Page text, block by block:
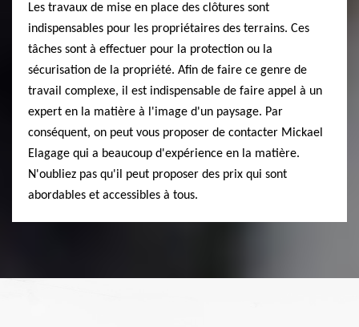
Les travaux de mise en place des clôtures sont
indispensables pour les propriétaires des terrains. Ces
tâches sont à effectuer pour la protection ou la
sécurisation de la propriété. Afin de faire ce genre de
travail complexe, il est indispensable de faire appel à un
expert en la matière à l'image d'un paysage. Par
conséquent, on peut vous proposer de contacter Mickael
Elagage qui a beaucoup d'expérience en la matière.
N'oubliez pas qu'il peut proposer des prix qui sont
abordables et accessibles à tous.